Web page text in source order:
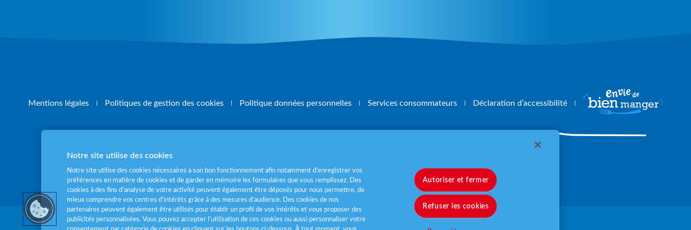
Mentions légales Politiques de gestion des cookies Politique données personnelles Services consommateurs Déclaration d’accessibilité
Pour votre santé, mangez 5 fruits et légumes par jourwww.mangerbouger.fr
Notre site utilise des cookies
Notre site utilise des cookies nécessaires à son bon fonctionnement afin notamment d’enregistrer vos
préférences en matière de cookies et de garder en mémoire les formulaires que vous remplissez. Des
cookies à des fins d’analyse de votre activité peuvent également être déposés pour nous permettre, de
mieux comprendre vos centres d'intérêts grâce à des mesures d’audience. Des cookies de nos
partenaires peuvent également être utilisés pour établir un profil de vos intérêts et vous proposer des
publicités personnalisées. Vous pouvez accepter l’utilisation de ces cookies ou aussi personnaliser votre
Autoriser et fermer
Refuser les cookies